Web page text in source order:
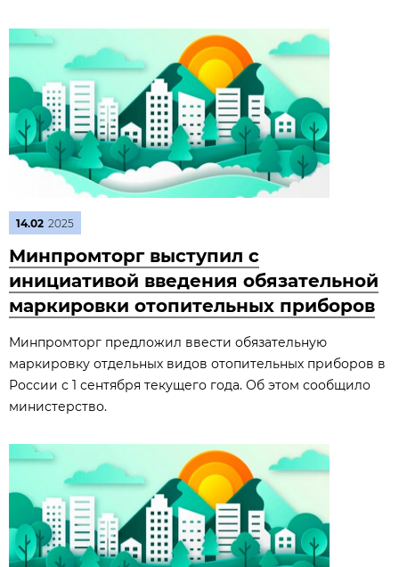
14.02 2025
Минпромторг выступил с
инициативой введения обязательной
маркировки отопительных приборов
Минпромторг предложил ввести обязательную
маркировку отдельных видов отопительных приборов в
России с 1 сентября текущего года. Об этом сообщило
министерство.